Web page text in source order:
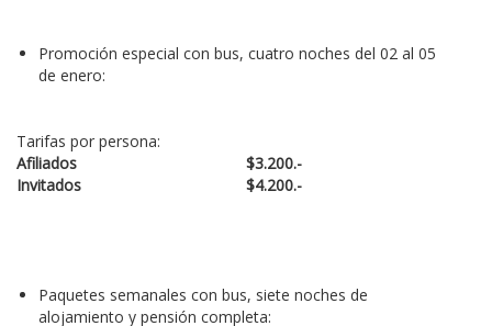
Promoción especial con bus, cuatro noches del 02 al 05
de enero:
Tarifas por persona:
Afiliados
$3.200.-
Invitados
$4.200.-
Paquetes semanales con bus, siete noches de
alojamiento y pensión completa: